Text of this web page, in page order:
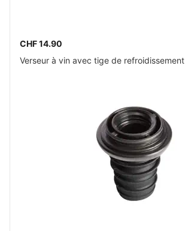
CHF 14.90
Verseur à vin avec tige de refroidissement